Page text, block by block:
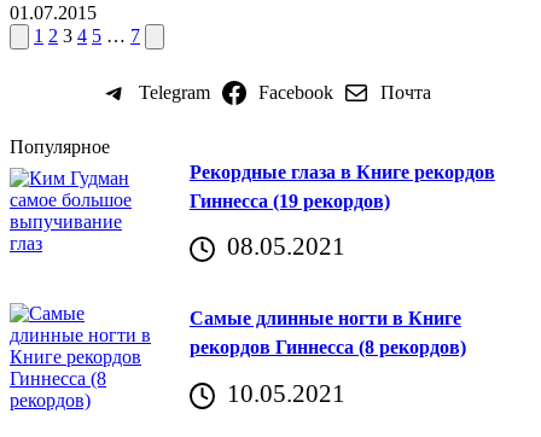
01.07.2015
Пагинация
Пред.
страница
1 2 3 4 5 … 7 След.
страница
Telegram
Facebook Почта
Популярное
Рекордные глаза в Книге рекордов
Гиннесса (19 рекордов)
08.05.2021
Самые длинные ногти в Книге
рекордов Гиннесса (8 рекордов)
10.05.2021